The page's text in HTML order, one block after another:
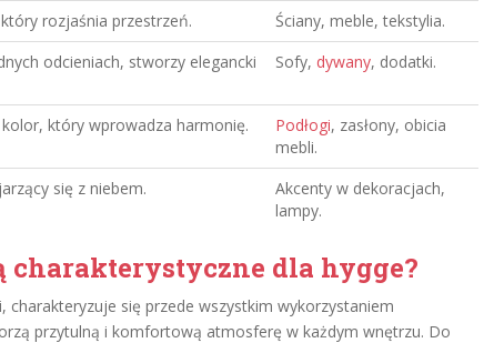
rozjaśnia przestrzeń.
Ściany, meble, tekstylia.
odcieniach, stworzy elegancki
Sofy, dywany, dodatki.
kolor, który wprowadza harmonię. Podłogi, zasłony, obicia
mebli.
się z niebem.
Akcenty w dekoracjach,
lampy.
charakterystyczne dla hygge?
charakteryzuje się przede wszystkim wykorzystaniem
przytulną i komfortową atmosferę w każdym wnętrzu. Do